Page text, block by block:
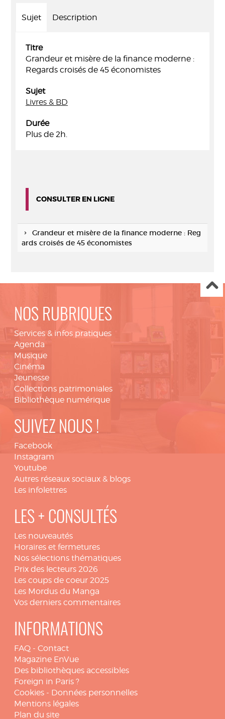
Sujet Description
Titre
Grandeur et misère de la finance moderne :
Regards croisés de 45 économistes
Sujet
Livres & BD
Durée
Plus de 2h.
CONSULTER EN LIGNE
Grandeur et misère de la finance moderne : Reg
ards croisés de 45 économistes
NOS RUBRIQUES
Services & infos pratiques
Agenda
Musique
Cinéma
Jeunesse
Collections patrimoniales
Bibliothèque numérique
SUIVEZ NOUS !
Facebook
Instagram
Youtube
Autres réseaux sociaux & blogs
Les infolettres
LES + CONSULTÉS
Les nouveautés
Horaires et fermetures
Nos sélections thématiques
Prix des lecteurs 2026
Les coups de coeur 2025
Les Mordus du Manga
Vos derniers commentaires
INFORMATIONS
FAQ - Contact
Magazine EnVue
Des bibliothèques accessibles
Foreign in Paris ?
Cookies - Données personnelles
Mentions légales
Plan du site